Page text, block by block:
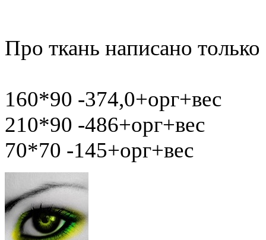
Про ткань написано
160*90 -374,0+орг+вес
210*90 -486+орг+вес
70*70 -145+орг+вес